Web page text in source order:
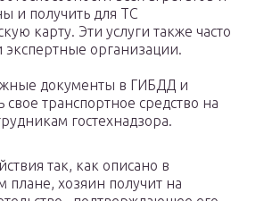
и получить для ТС
карту. Эти услуги также часто
организации.
документы в ГИБДД и
свое транспортное средство на
гостехнадзора.
так, как описано в
хозяин получит на